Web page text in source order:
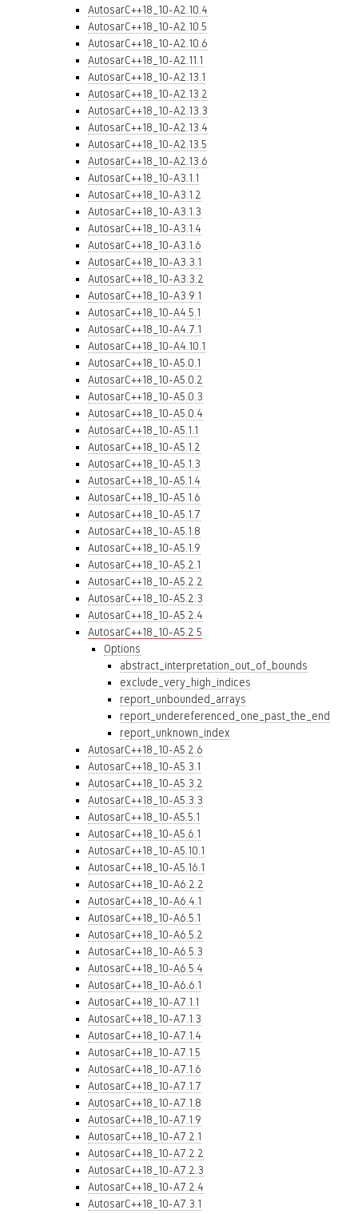
AutosarC++18_10-A2.10.4
AutosarC++18_10-A2.10.5
AutosarC++18_10-A2.10.6
AutosarC++18_10-A2.11.1
AutosarC++18_10-A2.13.1
AutosarC++18_10-A2.13.2
AutosarC++18_10-A2.13.3
AutosarC++18_10-A2.13.4
AutosarC++18_10-A2.13.5
AutosarC++18_10-A2.13.6
AutosarC++18_10-A3.1.1
AutosarC++18_10-A3.1.2
AutosarC++18_10-A3.1.3
AutosarC++18_10-A3.1.4
AutosarC++18_10-A3.1.6
AutosarC++18_10-A3.3.1
AutosarC++18_10-A3.3.2
AutosarC++18_10-A3.9.1
AutosarC++18_10-A4.5.1
AutosarC++18_10-A4.7.1
AutosarC++18_10-A4.10.1
AutosarC++18_10-A5.0.1
AutosarC++18_10-A5.0.2
AutosarC++18_10-A5.0.3
AutosarC++18_10-A5.0.4
AutosarC++18_10-A5.1.1
AutosarC++18_10-A5.1.2
AutosarC++18_10-A5.1.3
AutosarC++18_10-A5.1.4
AutosarC++18_10-A5.1.6
AutosarC++18_10-A5.1.7
AutosarC++18_10-A5.1.8
AutosarC++18_10-A5.1.9
AutosarC++18_10-A5.2.1
AutosarC++18_10-A5.2.2
AutosarC++18_10-A5.2.3
AutosarC++18_10-A5.2.4
AutosarC++18_10-A5.2.5
Options
abstract_interpretation_out_of_bounds
exclude_very_high_indices
report_unbounded_arrays
report_undereferenced_one_past_the_end
report_unknown_index
AutosarC++18_10-A5.2.6
AutosarC++18_10-A5.3.1
AutosarC++18_10-A5.3.2
AutosarC++18_10-A5.3.3
AutosarC++18_10-A5.5.1
AutosarC++18_10-A5.6.1
AutosarC++18_10-A5.10.1
AutosarC++18_10-A5.16.1
AutosarC++18_10-A6.2.2
AutosarC++18_10-A6.4.1
AutosarC++18_10-A6.5.1
AutosarC++18_10-A6.5.2
AutosarC++18_10-A6.5.3
AutosarC++18_10-A6.5.4
AutosarC++18_10-A6.6.1
AutosarC++18_10-A7.1.1
AutosarC++18_10-A7.1.3
AutosarC++18_10-A7.1.4
AutosarC++18_10-A7.1.5
AutosarC++18_10-A7.1.6
AutosarC++18_10-A7.1.7
AutosarC++18_10-A7.1.8
AutosarC++18_10-A7.1.9
AutosarC++18_10-A7.2.1
AutosarC++18_10-A7.2.2
AutosarC++18_10-A7.2.3
AutosarC++18_10-A7.2.4
AutosarC++18_10-A7.3.1